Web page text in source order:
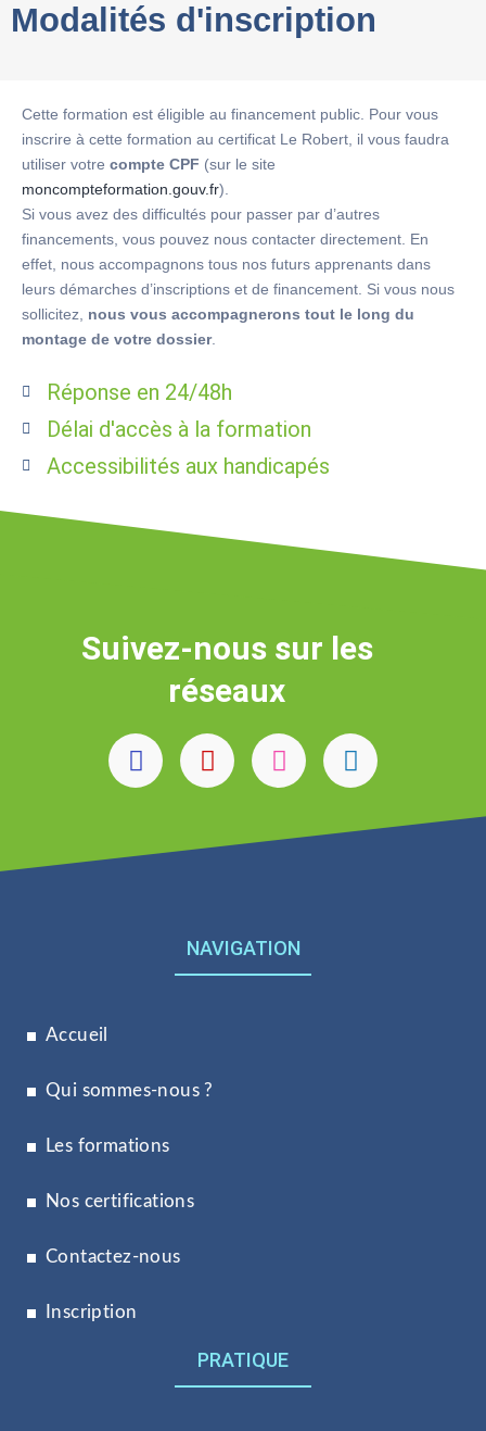
Modalités d'inscription
Cette formation est éligible au financement public. Pour vous
inscrire à cette formation au certificat Le Robert, il vous faudra
utiliser votre compte CPF (sur le site
moncompteformation.gouv.fr).
Si vous avez des difficultés pour passer par d’autres
financements, vous pouvez nous contacter directement. En
effet, nous accompagnons tous nos futurs apprenants dans
leurs démarches d’inscriptions et de financement. Si vous nous
sollicitez, nous vous accompagnerons tout le long du
montage de votre dossier.
Réponse en 24/48h
Délai d'accès à la formation
Accessibilités aux handicapés
Suivez-nous sur les
réseaux
NAVIGATION
Accueil
Qui sommes-nous ?
Les formations
Nos certifications
Contactez-nous
Inscription
PRATIQUE